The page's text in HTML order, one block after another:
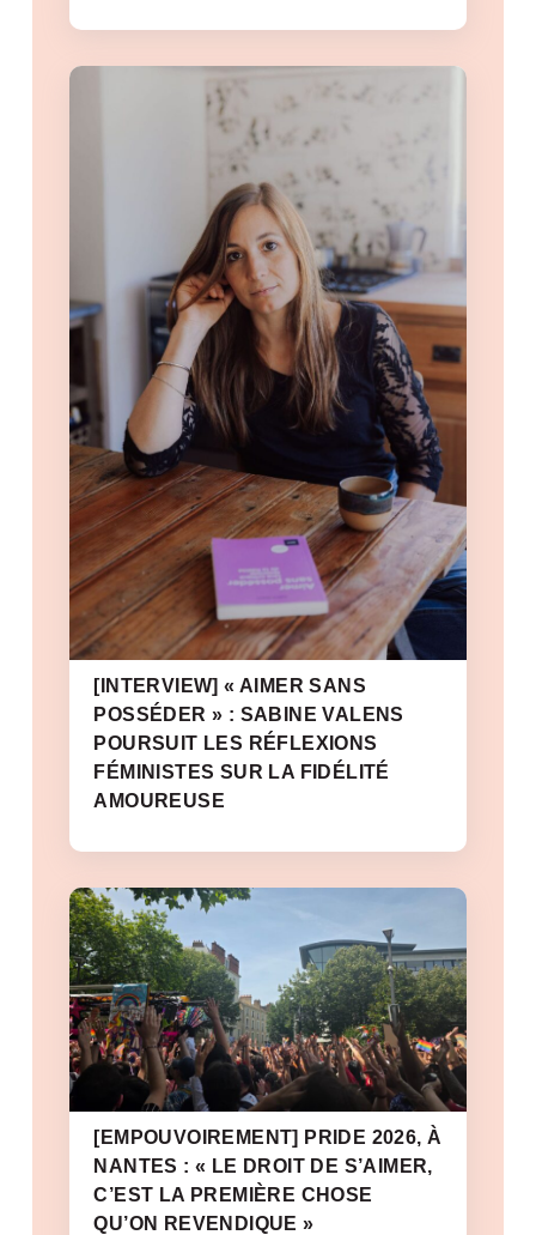
[INTERVIEW] « AIMER SANS
POSSÉDER » : SABINE VALENS
POURSUIT LES RÉFLEXIONS
FÉMINISTES SUR LA FIDÉLITÉ
AMOUREUSE
[EMPOUVOIREMENT] PRIDE 2026, À
NANTES : « LE DROIT DE S’AIMER,
C’EST LA PREMIÈRE CHOSE
QU’ON REVENDIQUE »